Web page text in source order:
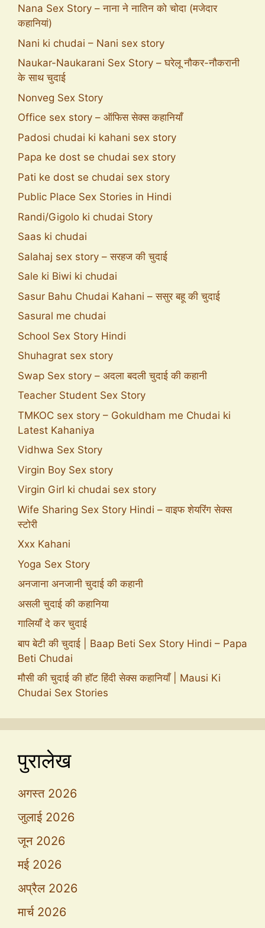
Nana Sex Story – नाना ने नातिन को चोदा (मजेदार
कहानियां)
Nani ki chudai – Nani sex story
Naukar-Naukarani Sex Story – घरेलू नौकर-नौकरानी
के साथ चुदाई
Nonveg Sex Story
Office sex story – ऑफिस सेक्स कहानियाँ
Padosi chudai ki kahani sex story
Papa ke dost se chudai sex story
Pati ke dost se chudai sex story
Public Place Sex Stories in Hindi
Randi/Gigolo ki chudai Story
Saas ki chudai
Salahaj sex story – सरहज की चुदाई
Sale ki Biwi ki chudai
Sasur Bahu Chudai Kahani – ससुर बहू की चुदाई
Sasural me chudai
School Sex Story Hindi
Shuhagrat sex story
Swap Sex story – अदला बदली चुदाई की कहानी
Teacher Student Sex Story
TMKOC sex story – Gokuldham me Chudai ki
Latest Kahaniya
Vidhwa Sex Story
Virgin Boy Sex story
Virgin Girl ki chudai sex story
Wife Sharing Sex Story Hindi – वाइफ शेयरिंग सेक्स
स्टोरी
Xxx Kahani
Yoga Sex Story
अनजाना अनजानी चुदाई की कहानी
असली चुदाई की कहानिया
गालियाँ दे कर चुदाई
बाप बेटी की चुदाई | Baap Beti Sex Story Hindi – Papa
Beti Chudai
मौसी की चुदाई की हॉट हिंदी सेक्स कहानियाँ | Mausi Ki
Chudai Sex Stories
पुरालेख
अगस्त 2026
जुलाई 2026
जून 2026
मई 2026
अप्रैल 2026
मार्च 2026